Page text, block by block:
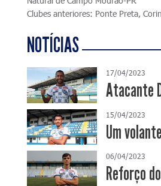
Clubes anteriores: Ponte Preta,
NOTÍCIAS
17/04/2023
Atacante
15/04/2023
Um
06/04/2023
Reforço